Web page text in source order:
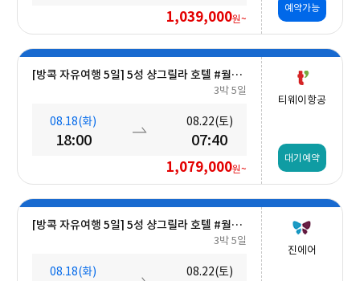
1,039,000원~
예약가능
[방콕 자유여행 5일] 5성 샹그릴라 호텔 #월드체인 #차오프라야강변 #조식포함 #호캉스 #도심접근성
3박 5일
08.18(화)
18:00
08.22(토)
07:40
1,079,000원~
티웨이항공
대기예약
[방콕 자유여행 5일] 5성 샹그릴라 호텔 #월드체인 #차오프라야강변 #조식포함 #호캉스 #도심접근성
3박 5일
08.18(화) 08.22(토)
진에어